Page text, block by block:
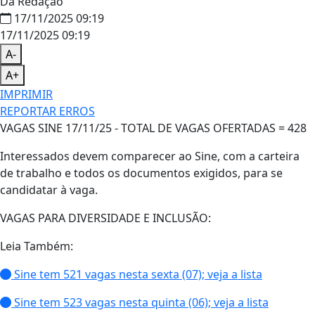
17/11/2025 09:19
17/11/2025 09:19
A-
A+
IMPRIMIR
REPORTAR ERROS
VAGAS SINE 17/11/25 - TOTAL DE VAGAS OFERTADAS = 428
Interessados devem comparecer ao Sine, com a carteira
de trabalho e todos os documentos exigidos, para se
candidatar à vaga.
VAGAS PARA DIVERSIDADE E INCLUSÃO:
Leia Também:
Sine tem 521 vagas nesta sexta (07); veja a lista
Sine tem 523 vagas nesta quinta (06); veja a lista